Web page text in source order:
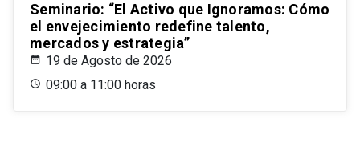
Seminario: “El Activo que Ignoramos: Cómo
el envejecimiento redefine talento,
mercados y estrategia”
19 de Agosto de 2026
09:00 a 11:00 horas